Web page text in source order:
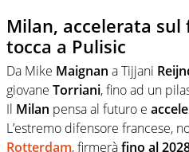
Milan, accelerata
tocca a Pulisic
Da Mike Maignan a Tijjani
giovane Torriani, fino ad un
Il Milan pensa al futuro e
L’estremo difensore francese,
Rotterdam, firmeràfino al